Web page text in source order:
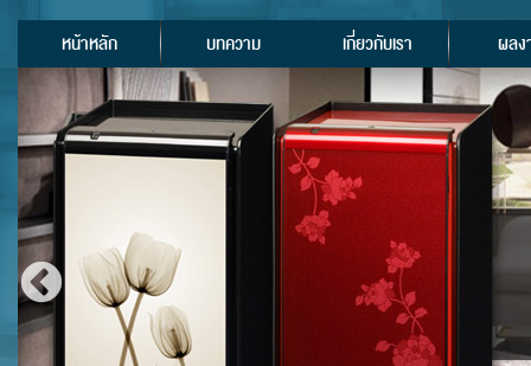
หน้าหลัก บทความ เกี่ยวกับเรา ผลง